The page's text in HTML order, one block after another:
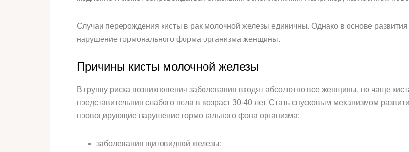
Случаи перерождения кисты в рак молочной железы единичны. Однако в основе
нарушение гормонального форма организма женщины.
Причины кисты молочной железы
В группу риска возникновения заболевания входят абсолютно все женщины, но чаще
представительниц слабого пола в возраст 30-40 лет. Стать спусковым механизмом
провоцирующие нарушение гормонального фона организма:
заболевания щитовидной железы;